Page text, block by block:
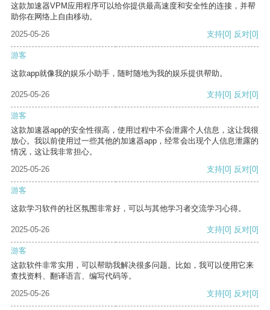
这款加速器VPM应用程序可以给你提供最高速度和安全性的连接，并帮
助你在网络上自由移动。
2025-05-26
支持[0] 反对[0]
游客
这款app就像我的娱乐小助手，随时随地为我的娱乐提供帮助。
2025-05-26 支持[0] 反对[0]
游客
这款加速器app的安全性很高，使用过程中不会泄露个人信息，这让我很
放心。我以前使用过一些其他的加速器app，经常会出现个人信息泄露的
情况，这让我非常担心。
2025-05-26
支持[0] 反对[0]
游客
这款学习软件的社区氛围非常好，可以与其他学习者交流学习心得。
2025-05-26 支持[0] 反对[0]
游客
这款软件非常实用，可以帮助我解决很多问题。比如，我可以使用它来
查找资料、翻译语言、编写代码等。
2025-05-26
支持[0] 反对[0]